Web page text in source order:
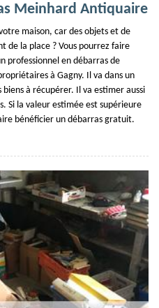
Meinhard Antiquaire
maison, car des objets et de
de la place ? Vous pourrez faire
professionnel en débarras de
à Gagny. Il va dans un
à récupérer. Il va estimer aussi
Si la valeur estimée est supérieure
bénéficier un débarras gratuit.